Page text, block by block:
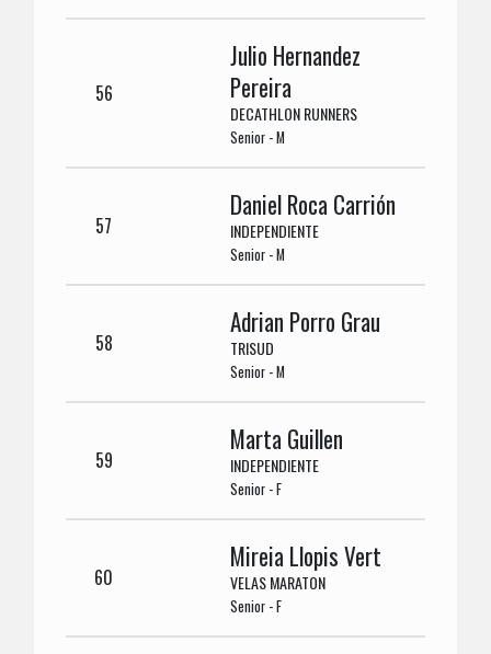
56
Julio Hernandez
Pereira
DECATHLON RUNNERS
Senior - M
57
Daniel Roca Carrión
INDEPENDIENTE
Senior - M
58
Adrian Porro Grau
TRISUD
Senior - M
59
Marta Guillen
INDEPENDIENTE
Senior - F
60
Mireia Llopis Vert
VELAS MARATON
Senior - F